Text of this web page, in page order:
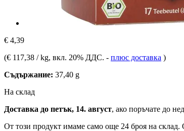
€ 4,39
(€ 117,38 / kg, вкл. 20% ДДС. - плюс доставка )
Съдържание: 37,40 g
На склад
Доставка до петък, 14. август, ако поръчате до
От този продукт имаме само още 24 броя на